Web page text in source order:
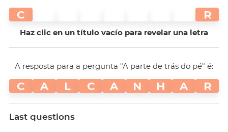
C R
Haz clic en un título vacío para revelar una letra
A resposta para a pergunta "A parte de trás do pé" é:
C A L C A N H A R
Last questions